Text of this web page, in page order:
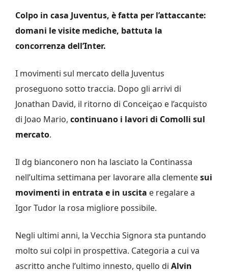
Colpo in casa Juventus, è fatta per l’attaccante:
domani le visite mediche, battuta la
concorrenza dell’Inter.
I movimenti sul mercato della Juventus
proseguono sotto traccia. Dopo gli arrivi di
Jonathan David, il ritorno di Conceiçao e l’acquisto
di Joao Mario, continuano i lavori di Comolli sul
mercato.
Il dg bianconero non ha lasciato la Continassa
nell’ultima settimana per lavorare alla clementesui
movimenti in entrata e in uscita e regalare a
Igor Tudor la rosa migliore possibile.
Negli ultimi anni, la Vecchia Signora sta puntando
molto sui colpi in prospettiva. Categoria a cui va
ascritto anche l’ultimo innesto, quello di Alvin